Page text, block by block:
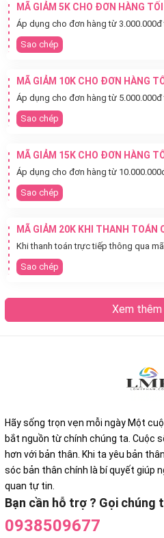
MÃ GIẢM 5K CHO ĐƠN HÀNG
Áp dụng cho đơn hàng từ 3.000.000đ
Sao chép
MÃ GIẢM 10K CHO ĐƠN HÀNG
Áp dụng cho đơn hàng từ 5.000.000đ
Sao chép
MÃ GIẢM 15K CHO ĐƠN HÀNG
Áp dụng cho đơn hàng từ
Sao chép
MÃ GIẢM 20K KHI THANH TOÁN
Khi thanh toán trực tiếp thông qua mã
Sao chép
Xem
Hãy sống trọn vẹn mỗi ngày Một
bắt nguồn từ chính chúng ta. Cuộc
hơn với bản thân. Khi ta yêu bản
sóc bản thân chính là bí quyết giúp
quan tự tin.
Bạn cần hỗ trợ ? Gọi chúng
0938509677